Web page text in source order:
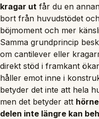
kragar ut får du en
bort från huvudstödet
böjmoment och mer
Samma grundprincip
om cantilever eller
direkt stöd i framkant
håller emot inne i
betyder det inte att hela
men det betyder att
delen inte längre kan